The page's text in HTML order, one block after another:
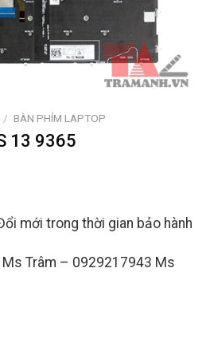
/ BÀN PHÍM LAPTOP
13 9365
mới trong thời gian bảo hành
Trâm – 0929217943 Ms